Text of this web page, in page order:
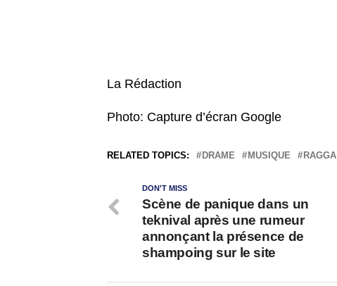
La Rédaction
Photo: Capture d’écran Google
RELATED TOPICS: DRAME MUSIQUE RAGGA
DON'T MISS
Scène de panique dans un
teknival après une rumeur
annonçant la présence de
shampoing sur le site